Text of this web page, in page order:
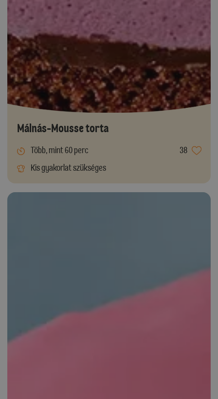
Málnás-Mousse torta
Több, mint 60 perc
38
Kis gyakorlat szükséges